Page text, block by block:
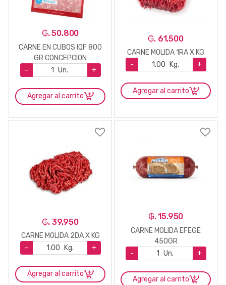
₲. 50.800
CARNE EN CUBOS IQF 800
GR CONCEPCION
-
Un. +
Agregar al carrito
₲. 61.500
CARNE MOLIDA 1RA X KG
-
Kg. +
Agregar al carrito
₲. 39.950
CARNE MOLIDA 2DA X KG
-
Kg. +
Agregar al carrito
₲. 15.950
CARNE MOLIDA EFEGE
450GR
-
Un. +
Agregar al carrito